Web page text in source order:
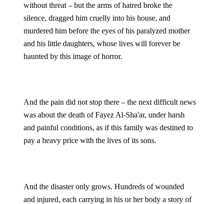
without threat – but the arms of hatred broke the
silence, dragged him cruelly into his house, and
murdered him before the eyes of his paralyzed mother
and his little daughters, whose lives will forever be
haunted by this image of horror.
And the pain did not stop there – the next difficult news
was about the death of Fayez Al-Sha'ar, under harsh
and painful conditions, as if this family was destined to
pay a heavy price with the lives of its sons.
And the disaster only grows. Hundreds of wounded
and injured, each carrying in his or her body a story of